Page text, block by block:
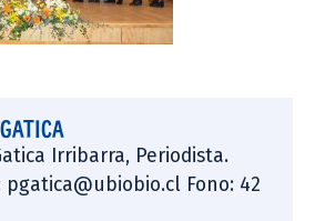
Irribarra, Periodista.
pgatica@ubiobio.cl Fono: 42